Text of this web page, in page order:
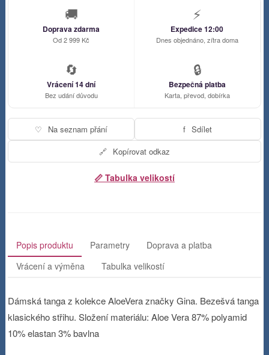
🚚
Doprava zdarma
Od 2 999 Kč
⚡
Expedice 12:00
Dnes objednáno, zítra doma
🔄
Vrácení 14 dní
Bez udání důvodu
🔒
Bezpečná platba
Karta, převod, dobírka
♡ Na seznam přání f Sdílet
🔗 Kopírovat odkaz
📏 Tabulka velikostí
Popis produktu Parametry
Doprava a platba
Vrácení a výměna
Tabulka velikostí
Dámská tanga z kolekce AloeVera značky Gina. Bezešvá tanga
klasického střihu. Složení materiálu: Aloe Vera 87% polyamid
10% elastan 3% bavlna